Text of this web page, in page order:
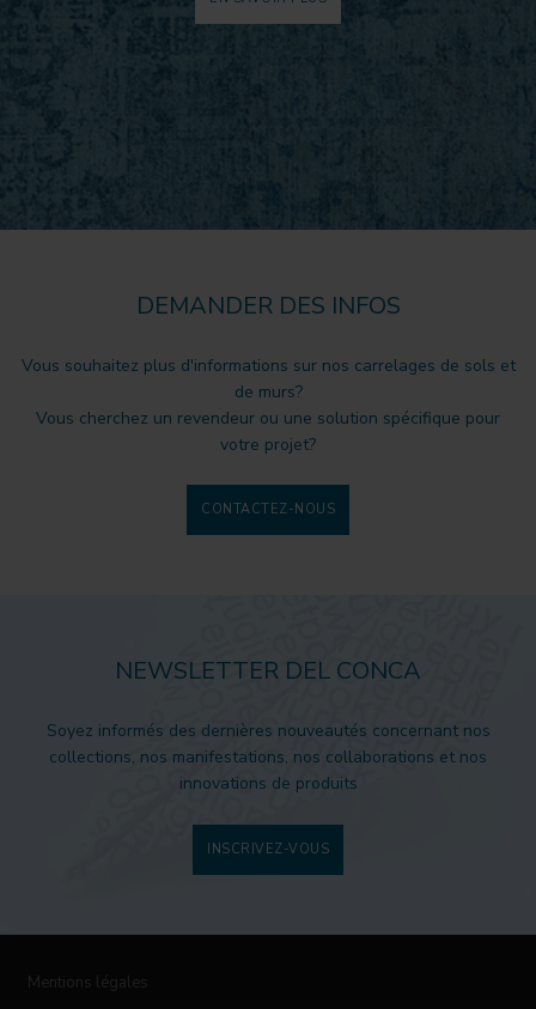
DEMANDER DES INFOS
Vous souhaitez plus d'informations sur nos carrelages de sols et
de murs?
Vous cherchez un revendeur ou une solution spécifique pour
votre projet?
CONTACTEZ-NOUS
NEWSLETTER DEL CONCA
Soyez informés des dernières nouveautés concernant nos
collections, nos manifestations, nos collaborations et nos
innovations de produits
INSCRIVEZ-VOUS
Mentions légales